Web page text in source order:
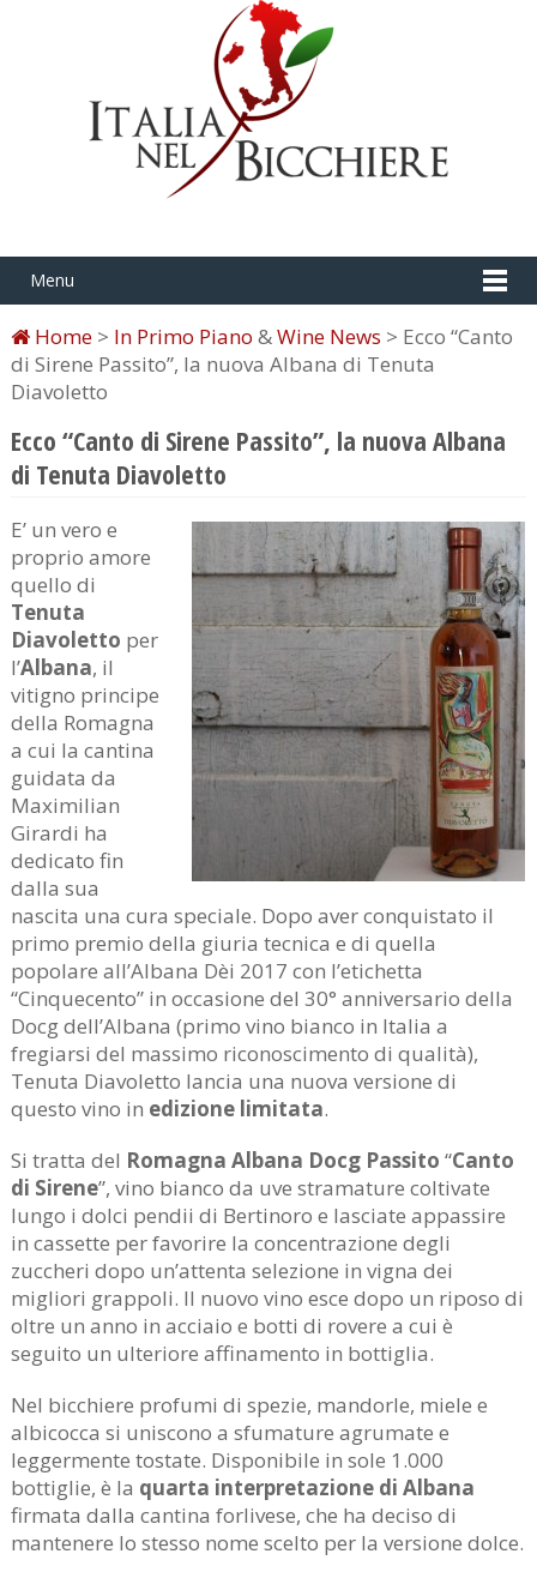
Menu
Home> In Primo Piano &Wine News > Ecco “Canto
di Sirene Passito”, la nuova Albana di Tenuta
Diavoletto
Ecco “Canto di Sirene Passito”, la nuova Albana
di Tenuta Diavoletto
E’ un vero e
proprio amore
quello di
Tenuta
Diavoletto per
l’Albana, il
vitigno principe
della Romagna
a cui la cantina
guidata da
Maximilian
Girardi ha
dedicato fin
dalla sua
nascita una cura speciale. Dopo aver conquistato il
primo premio della giuria tecnica e di quella
popolare all’Albana Dèi 2017 con l’etichetta
“Cinquecento” in occasione del 30° anniversario della
Docg dell’Albana (primo vino bianco in Italia a
fregiarsi del massimo riconoscimento di qualità),
Tenuta Diavoletto lancia una nuova versione di
questo vino in edizione limitata.
Si tratta del Romagna Albana Docg Passito “Canto
di Sirene”, vino bianco da uve stramature coltivate
lungo i dolci pendii di Bertinoro e lasciate appassire
in cassette per favorire la concentrazione degli
zuccheri dopo un’attenta selezione in vigna dei
migliori grappoli. Il nuovo vino esce dopo un riposo di
oltre un anno in acciaio e botti di rovere a cui è
seguito un ulteriore affinamento in bottiglia.
Nel bicchiere profumi di spezie, mandorle, miele e
albicocca si uniscono a sfumature agrumate e
leggermente tostate. Disponibile in sole 1.000
bottiglie, è la quarta interpretazione di Albana
firmata dalla cantina forlivese, che ha deciso di
mantenere lo stesso nome scelto per la versione dolce.